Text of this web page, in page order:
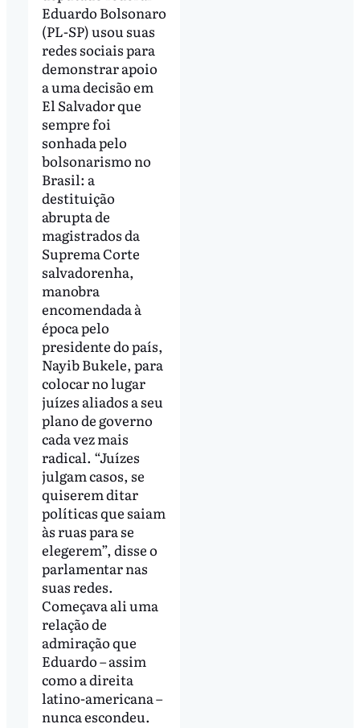
Eduardo Bolsonaro
(PL-SP) usou suas
redes sociais para
demonstrar apoio
a uma decisão em
El Salvador que
sempre foi
sonhada pelo
bolsonarismo no
Brasil: a
destituição
abrupta de
magistrados da
Suprema Corte
salvadorenha,
manobra
encomendada à
época pelo
presidente do país,
Nayib Bukele, para
colocar no lugar
juízes aliados a seu
plano de governo
cada vez mais
radical. “Juízes
julgam casos, se
quiserem ditar
políticas que saiam
às ruas para se
elegerem”, disse o
parlamentar nas
suas redes.
Começava ali uma
relação de
admiração que
Eduardo – assim
como a direita
latino-americana –
nunca escondeu.